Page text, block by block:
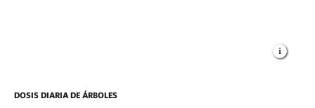
DOSIS DIARIA DE ÁRBOLES